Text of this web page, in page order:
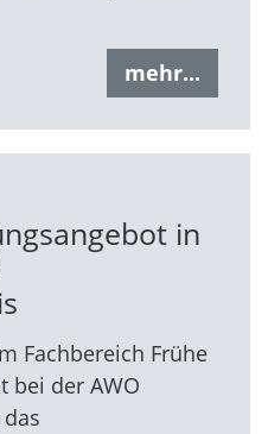
mehr...
in
Fachbereich Frühe
bei der AWO